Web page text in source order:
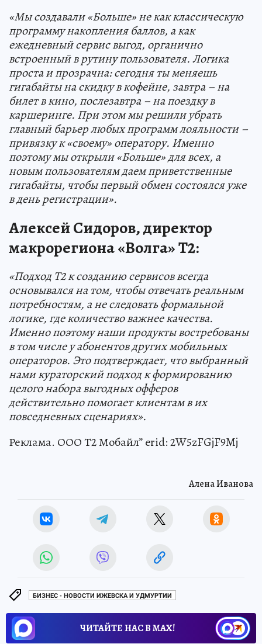
«Мы создавали «Больше» не как классическую
программу накопления баллов, а как
ежедневный сервис выгод, органично
встроенный в рутину пользователя. Логика
проста и прозрачна: сегодня ты меняешь
гигабайты на скидку в кофейне, завтра – на
билет в кино, послезавтра – на поездку в
каршеринге. При этом мы решили убрать
главный барьер любых программ лояльности –
привязку к «своему» оператору. Именно
поэтому мы открыли «Больше» для всех, а
новым пользователям даем приветственные
гигабайты, чтобы первый обмен состоялся уже
в день регистрации».
Алексей Сидоров, директор
макрорегиона «Волга» T2:
«Подход Т2 к созданию сервисов всегда
основывался на том, чтобы отвечать реальным
потребностям, а не следовать формальной
логике, где количество важнее качества.
Именно поэтому наши продукты востребованы
в том числе у абонентов других мобильных
операторов. Это подтверждает, что выбранный
нами кураторский подход к формированию
целого набора выгодных офферов
действительно помогает клиентам в их
повседневных сценариях».
Реклама. ООО Т2 Мобайл” erid: 2W5zFGjF9Mj
Алена Иванова
БИЗНЕС - НОВОСТИ ИЖЕВСКА И УДМУРТИИ
ЧИТАЙТЕ НАС В МАХ!